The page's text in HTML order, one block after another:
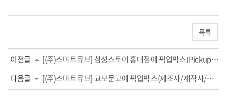
목록
이전글
[(주)스마트큐브] 삼성스토어 홍대점에 픽업박스(Pickup Box) 설치
다음글
[(주)스마트큐브] 교보문고에 픽업박스(제조사/제작사/공급사) 설치